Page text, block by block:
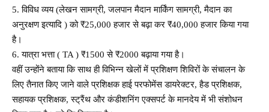
5. विविध व्यय (लेखन सामग्री, जलपान मैदान मार्किंग सामग्री, मैदान का
अनुरक्षण इत्यादि ) को ₹25,000 हजार से बढ़ा कर ₹40,000 हजार किया गया
है।
6. यात्रा भत्ता ( TA ) ₹1500 से ₹2000 बढ़ाया गया है।
वहीं उन्होंने बताया कि साथ ही विभिन्न खेलों में प्रशिक्षण शिविरों के संचालन के
लिए तैनात किए जाने वाले प्रशिक्षक हाई परफोमेंस डायरेक्टर, हैड प्रशिक्षक,
सहायक प्रशिक्षक, स्ट्रैंथ और कंडीशनिंग एक्सपर्ट के मानदेय में भी संशोधन